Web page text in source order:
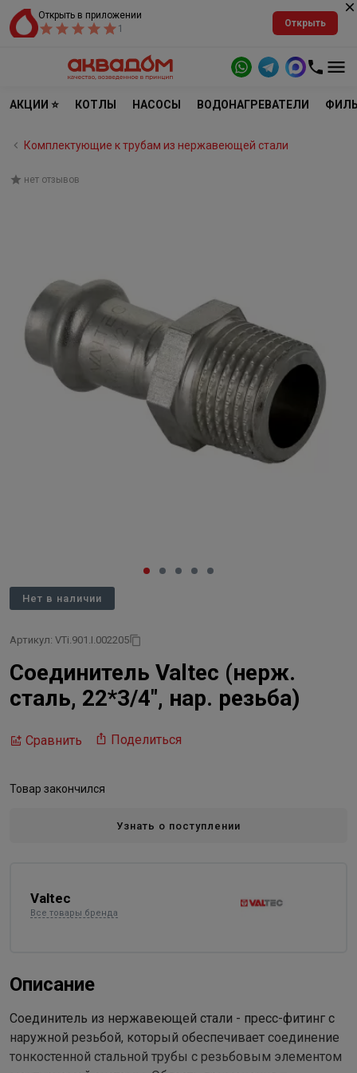
Открыть в приложении
1
Открыть
АКЦИИ ⭐ КОТЛЫ НАСОСЫ ВОДОНАГРЕВАТЕЛИ
Комплектующие к трубам из нержавеющей стали
нет отзывов
Нет в наличии
Артикул: VTi.901.I.002205
Соединитель Valtec (нерж.
сталь, 22*3/4", нар. резьба)
Сравнить Поделиться
Товар закончился
Узнать о поступлении
Valtec
Все товары бренда
Описание
Соединитель из нержавеющей стали - пресс-фитинг с
наружной резьбой, который обеспечивает соединение
тонкостенной стальной трубы с резьбовым элементом